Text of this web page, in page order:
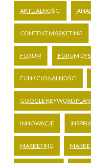
AKTUALNOŚCI
CONTENT MARKETING
FORUM FORUM
FUNKCJONALNOŚCI
GOOGLE KEYWORD
INNOWACJE
MARKETING